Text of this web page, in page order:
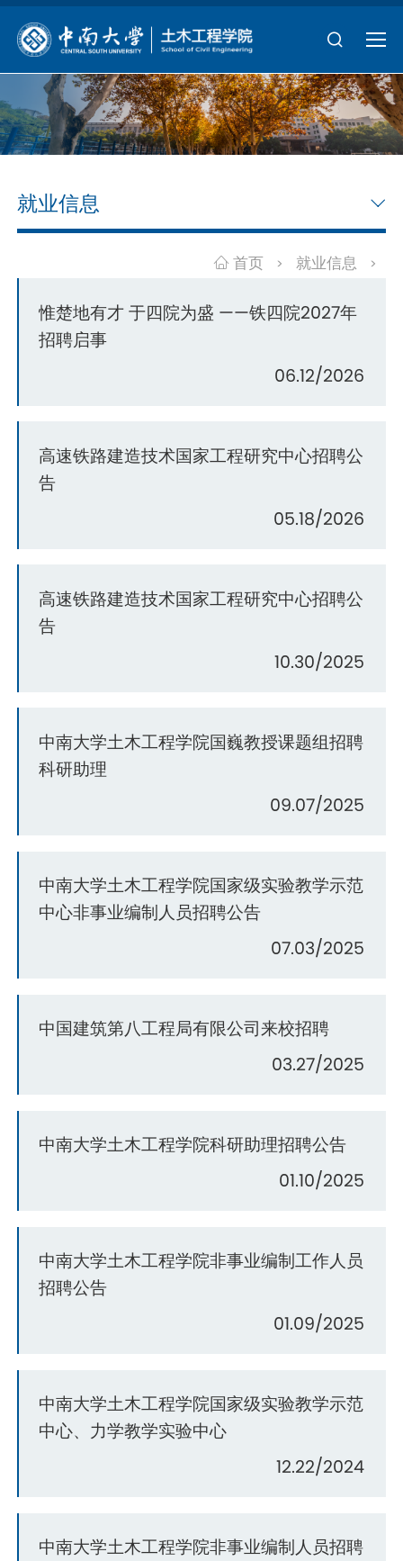
就业信息
首页 > 就业信息 >
惟楚地有才 于四院为盛 ——铁四院2027年
招聘启事
06.12/2026
高速铁路建造技术国家工程研究中心招聘公
告
05.18/2026
高速铁路建造技术国家工程研究中心招聘公
告
10.30/2025
中南大学土木工程学院国巍教授课题组招聘
科研助理
09.07/2025
中南大学土木工程学院国家级实验教学示范
中心非事业编制人员招聘公告
07.03/2025
中国建筑第八工程局有限公司来校招聘
03.27/2025
中南大学土木工程学院科研助理招聘公告
01.10/2025
中南大学土木工程学院非事业编制工作人员
招聘公告
01.09/2025
中南大学土木工程学院国家级实验教学示范
中心、力学教学实验中心
12.22/2024
中南大学土木工程学院非事业编制人员招聘